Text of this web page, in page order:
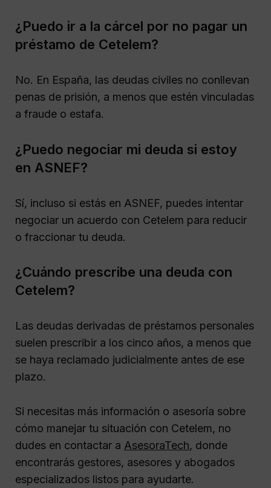
¿Puedo ir a la cárcel por no pagar un
préstamo de Cetelem?
No. En España, las deudas civiles no conllevan
penas de prisión, a menos que estén vinculadas
a fraude o estafa.
¿Puedo negociar mi deuda si estoy
en ASNEF?
Sí, incluso si estás en ASNEF, puedes intentar
negociar un acuerdo con Cetelem para reducir
o fraccionar tu deuda.
¿Cuándo prescribe una deuda con
Cetelem?
Las deudas derivadas de préstamos personales
suelen prescribir a los cinco años, a menos que
se haya reclamado judicialmente antes de ese
plazo.
Si necesitas más información o asesoría sobre
cómo manejar tu situación con Cetelem, no
dudes en contactar a AsesoraTech, donde
encontrarás gestores, asesores y abogados
especializados listos para ayudarte.